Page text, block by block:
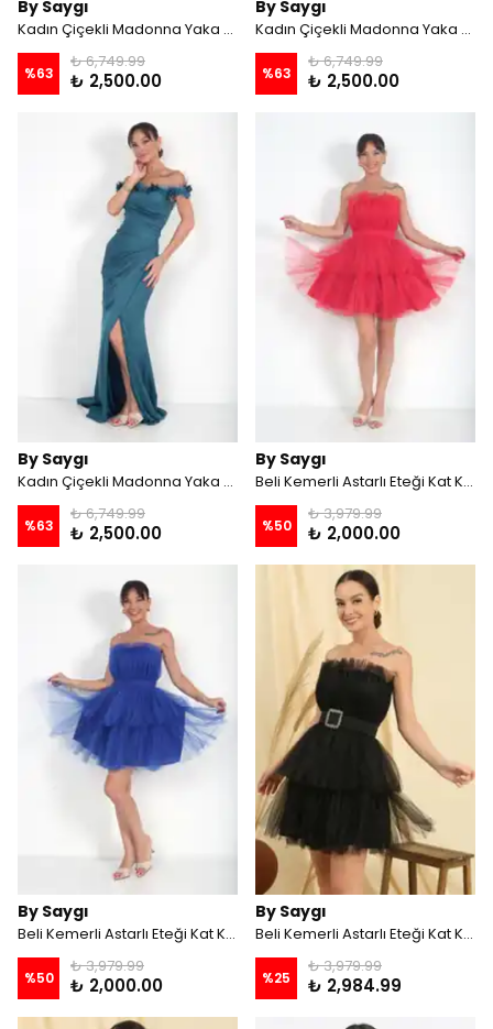
By Saygı
Kadın Çiçekli Madonna Yaka Drapeli Astarlı Krep Saten Uzun Elbise - Saks
%63
₺ 6,749.99
₺ 2,500.00
By Saygı
Kadın Çiçekli Madonna Yaka Drapeli Astarlı Krep Saten Uzun Elbise - Zümrüt
%63
₺ 6,749.99
₺ 2,500.00
By Saygı
Kadın Çiçekli Madonna Yaka Drapeli Astarlı Krep Saten Uzun Elbise - Petrol
%63
₺ 6,749.99
₺ 2,500.00
By Saygı
Beli Kemerli Astarlı Eteği Kat Kat Tül Elbise - Kırmızı
%50
₺ 3,979.99
₺ 2,000.00
By Saygı
Beli Kemerli Astarlı Eteği Kat Kat Tül Elbise - Saks
%50
₺ 3,979.99
₺ 2,000.00
By Saygı
Beli Kemerli Astarlı Eteği Kat Kat Tül Elbise - Siyah
%25
₺ 3,979.99
₺ 2,984.99